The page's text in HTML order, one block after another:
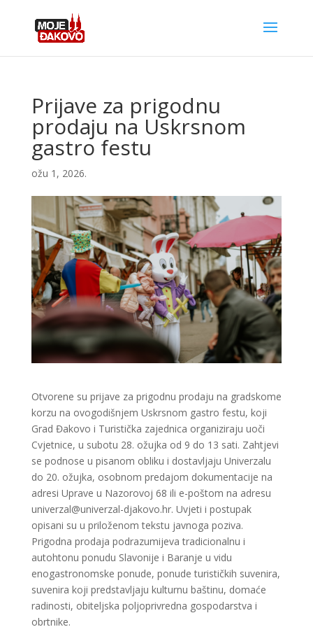
Prijave za prigodnu
prodaju na Uskrsnom
gastro festu
ožu 1, 2026.
Otvorene su prijave za prigodnu prodaju na gradskome
korzu na ovogodišnjem Uskrsnom gastro festu, koji
Grad Đakovo i Turistička zajednica organiziraju uoči
Cvjetnice, u subotu 28. ožujka od 9 do 13 sati. Zahtjevi
se podnose u pisanom obliku i dostavljaju Univerzalu
do 20. ožujka, osobnom predajom dokumentacije na
adresi Uprave u Nazorovoj 68 ili e-poštom na adresu
univerzal@univerzal-djakovo.hr. Uvjeti i postupak
opisani su u priloženom tekstu javnoga poziva.
Prigodna prodaja podrazumijeva tradicionalnu i
autohtonu ponudu Slavonije i Baranje u vidu
enogastronomske ponude, ponude turističkih suvenira,
suvenira koji predstavljaju kulturnu baštinu, domaće
radinosti, obiteljska poljoprivredna gospodarstva i
obrtnike.